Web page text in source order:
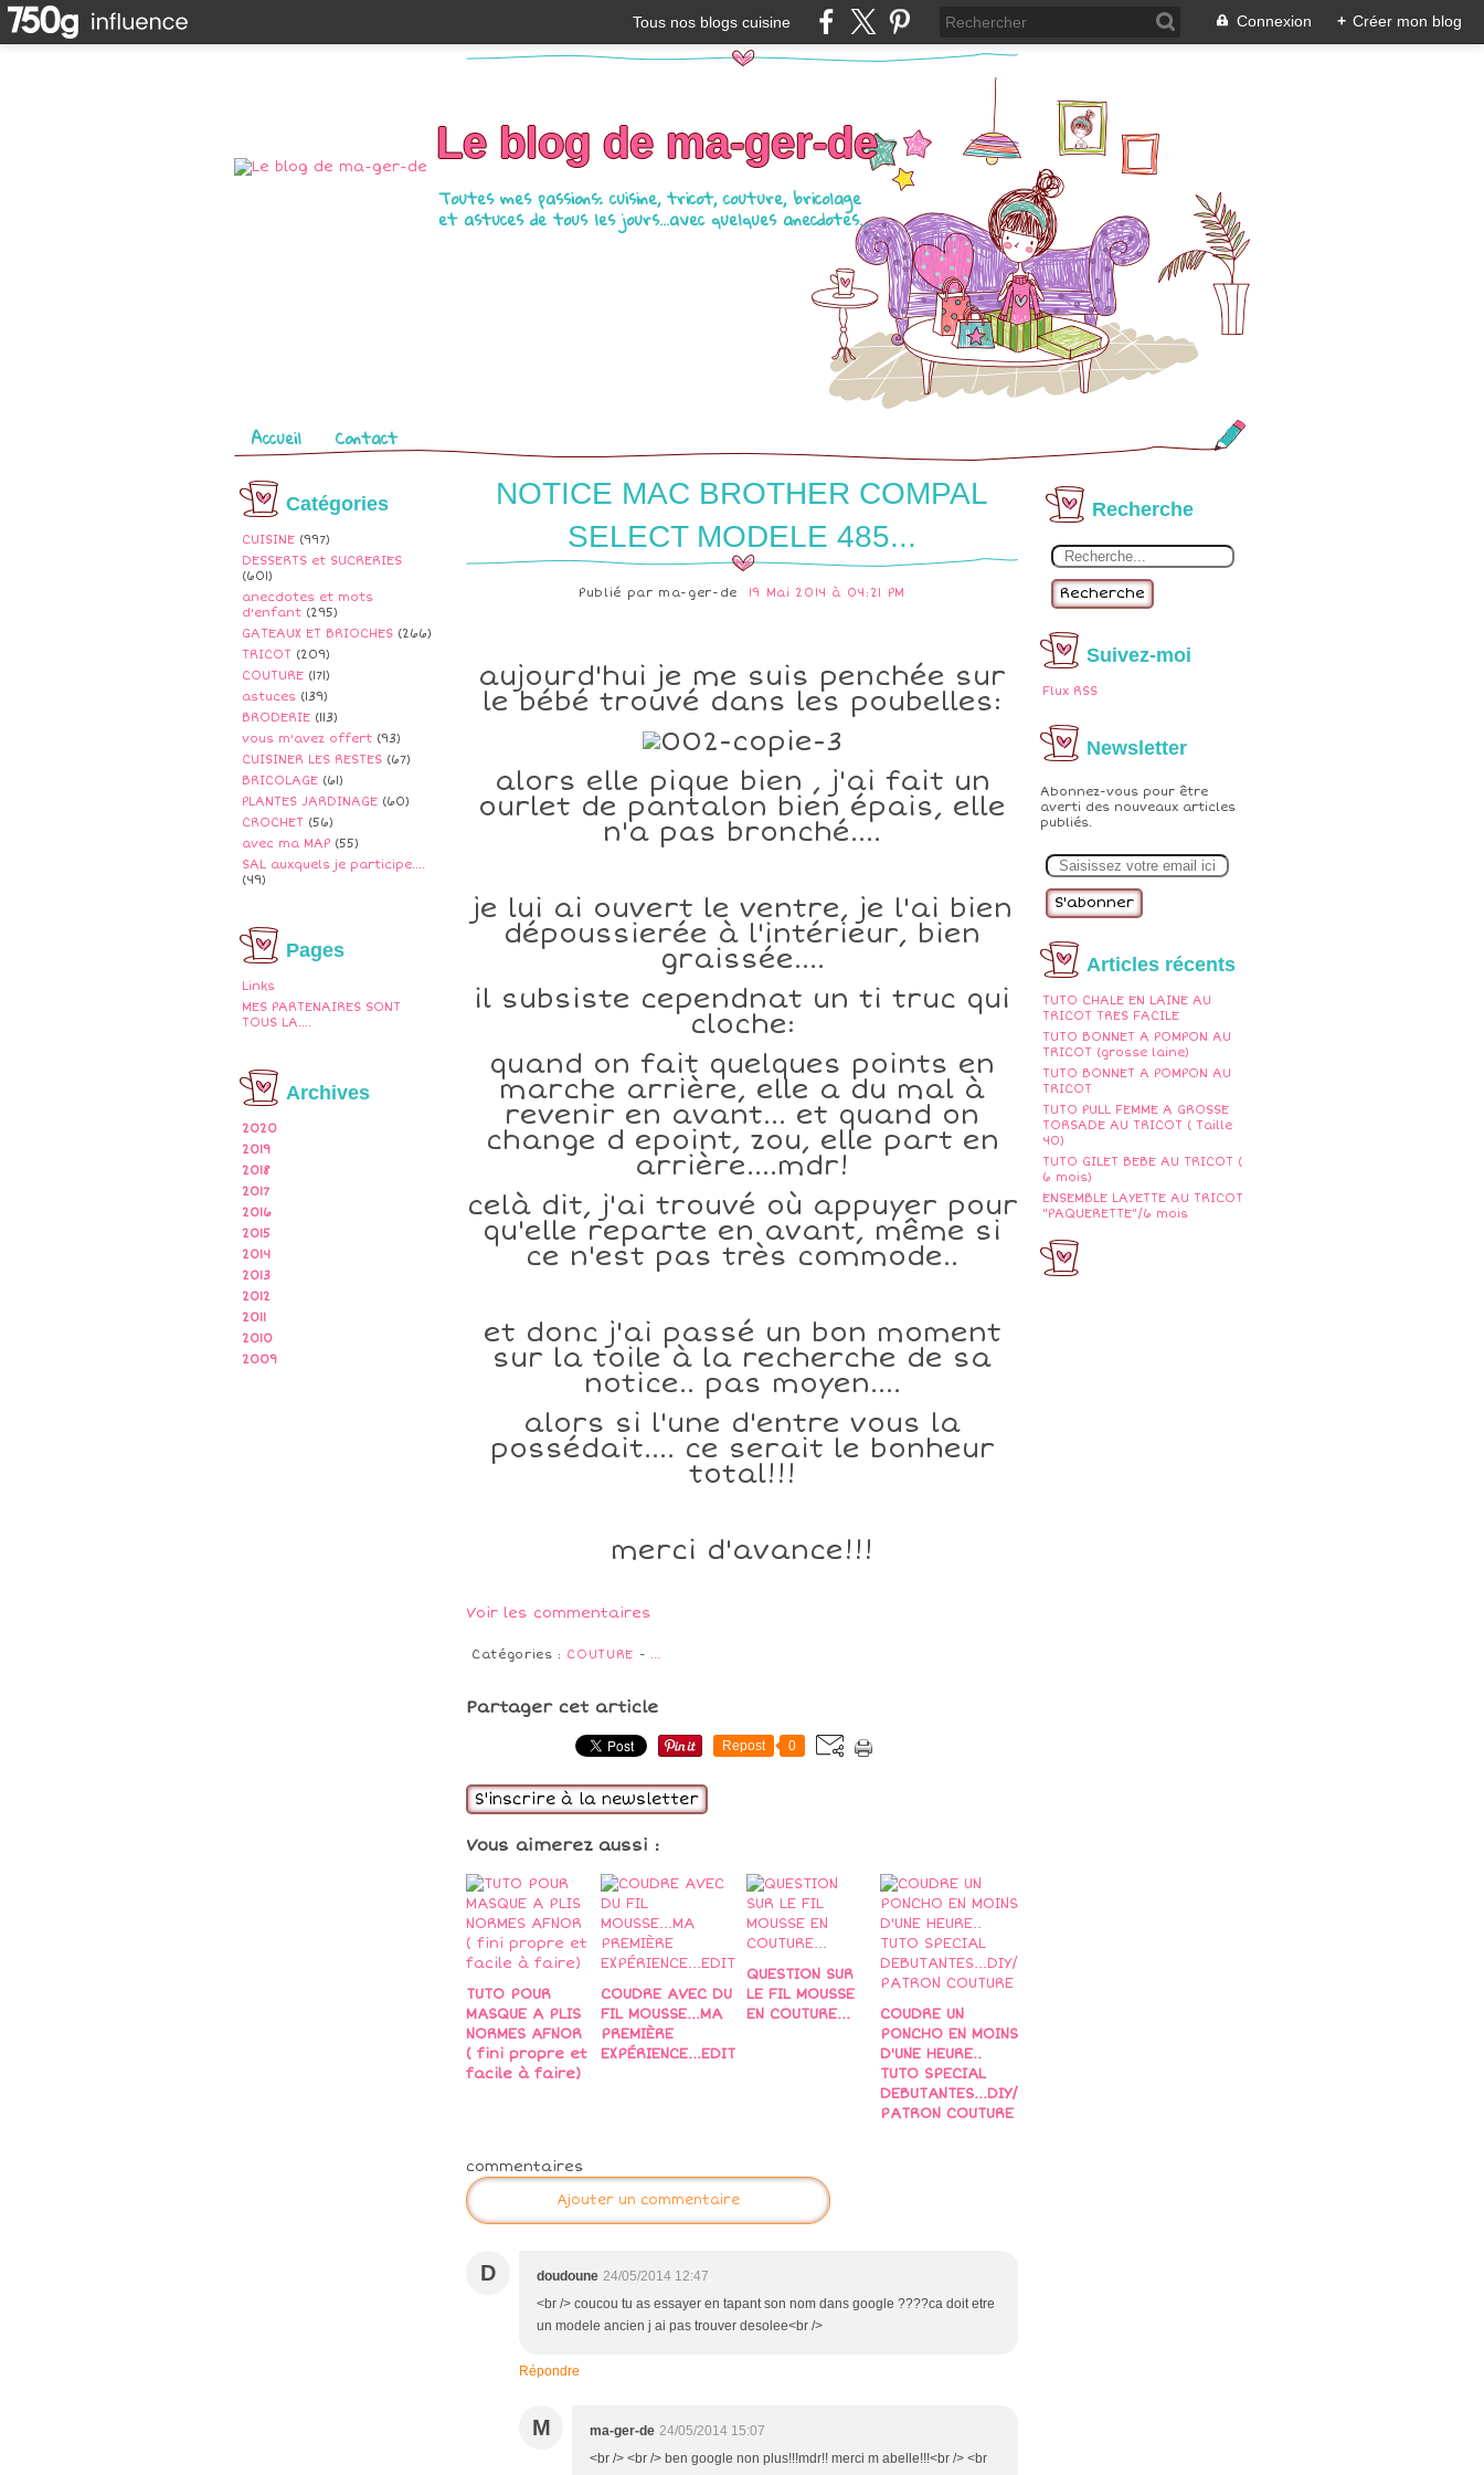
Tous nos blogs cuisine Connexion + Créer mon blog
Le blog de ma-ger-de
Toutes mes passions: cuisine, tricot, couture, bricolage
et astuces de tous les jours...avec quelques anecdotes...
Pages
Accueil Contact
Catégories
CUISINE (997)
DESSERTS et SUCRERIES
(601)
anecdotes et mots
d'enfant (295)
GATEAUX ET BRIOCHES (266)
TRICOT (209)
COUTURE (171)
astuces (139)
BRODERIE (113)
vous m'avez offert (93)
CUISINER LES RESTES (67)
BRICOLAGE (61)
PLANTES JARDINAGE (60)
CROCHET (56)
avec ma MAP (55)
SAL auxquels je participe....
(49)
Pages
Links
MES PARTENAIRES SONT
TOUS LA....
Archives
2020
2019
2018
2017
2016
2015
2014
2013
2012
2011
2010
2009
Recherche
Recherche
Suivez-moi
Flux RSS
Newsletter
Abonnez-vous pour être
averti des nouveaux articles
publiés.
m
Articles récents
TUTO CHALE EN LAINE AU
TRICOT TRES FACILE
TUTO BONNET A POMPON AU
TRICOT (grosse laine)
TUTO BONNET A POMPON AU
TRICOT
TUTO PULL FEMME A GROSSE
TORSADE AU TRICOT ( Taille
40)
TUTO GILET BEBE AU TRICOT (
6 mois)
ENSEMBLE LAYETTE AU TRICOT
"PAQUERETTE"/6 mois
NOTICE MAC BROTHER COMPAL
SELECT MODELE 485...
Publié par ma-ger-de 19 Mai 2014 à 04:21 PM
aujourd'hui je me suis penchée sur
le bébé trouvé dans les poubelles:
alors elle pique bien , j'ai fait un
ourlet de pantalon bien épais, elle
n'a pas bronché....
je lui ai ouvert le ventre, je l'ai bien
dépoussierée à l'intérieur, bien
graissée....
il subsiste cependnat un ti truc qui
cloche:
quand on fait quelques points en
marche arrière, elle a du mal à
revenir en avant... et quand on
change d epoint, zou, elle part en
arrière....mdr!
celà dit, j'ai trouvé où appuyer pour
qu'elle reparte en avant, même si
ce n'est pas très commode..
et donc j'ai passé un bon moment
sur la toile à la recherche de sa
notice.. pas moyen....
alors si l'une d'entre vous la
possédait.... ce serait le bonheur
total!!!
merci d'avance!!!
Voir les commentaires
Catégories : COUTURE - …
Partager cet article
Repost 0
S'inscrire à la newsletter
Vous aimerez aussi :
TUTO POUR
MASQUE A PLIS
NORMES AFNOR
( fini propre et
facile à faire)
COUDRE AVEC DU
FIL MOUSSE...MA
PREMIÈRE
EXPÉRIENCE...EDIT
QUESTION SUR
LE FIL MOUSSE
EN COUTURE...
COUDRE UN
PONCHO EN MOINS
D'UNE HEURE..
TUTO SPECIAL
DEBUTANTES...DIY/
PATRON COUTURE
commentaires
Ajouter un commentaire
D doudoune 24/05/2014 12:47
<br /> coucou tu as essayer en tapant son nom dans google ????ca doit etre
un modele ancien j ai pas trouver desolee<br />
Répondre
M ma-ger-de 24/05/2014 15:07
<br /> <br /> ben google non plus!!!mdr!! merci m abelle!!!<br /> <br